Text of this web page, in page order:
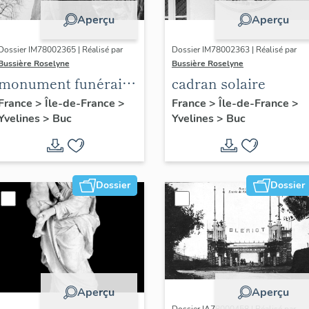
Aperçu
IM78002365 | Réalisé par
Roselyne
funéraire
Jean Casale
> Île-de-France >
> Buc
Aperçu
Dossier IM78002363 | Réalisé par
Bussière Roselyne
cadran solaire
France > Île-de-France >
Yvelines> Buc
Dossier
Aperçu
Dossier
Aperçu